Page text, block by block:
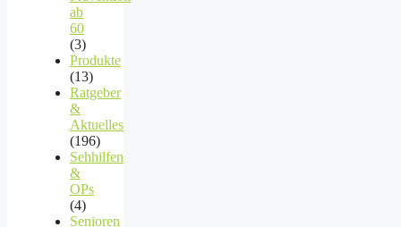
ab
60
(3)
Produkte
(13)
Ratgeber
&
Aktuelles
(196)
Sehhilfen
&
OPs
(4)
Senioren